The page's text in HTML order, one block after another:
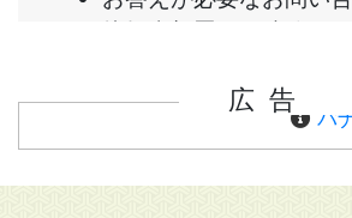
広告
バ